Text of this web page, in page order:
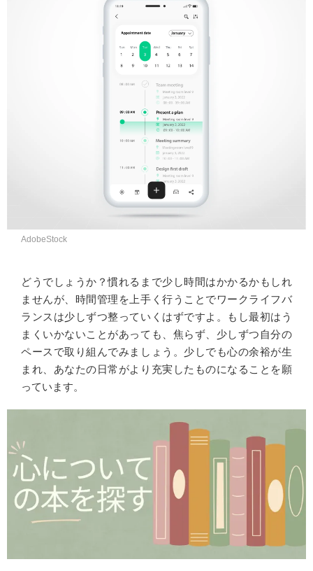
AdobeStock
どうでしょうか？慣れるまで少し時間はかかるかもしれ
ませんが、時間管理を上手く行うことでワークライフバ
ランスは少しずつ整っていくはずですよ。もし最初はう
まくいかないことがあっても、焦らず、少しずつ自分の
ペースで取り組んでみましょう。少しでも心の余裕が生
まれ、あなたの日常がより充実したものになることを願
っています。